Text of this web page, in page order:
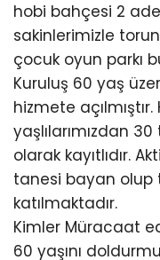
hobi bahçesi 2
sakinlerimizle
çocuk oyun parkı
Kuruluş 60 yaş
hizmete
yaşlılarımızdan
olarak kayıtlıdır.
tanesi bayan olup
katılmaktadır.
Kimler Müracaat
60 yaşını